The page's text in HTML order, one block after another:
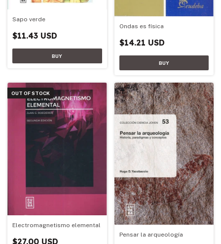
Sapo verde
$11.43 USD
Ondas es física
$14.21 USD
OUT OF STOCK
Electromagnetismo elemental
$27.00 USD
Pensar la arqueología